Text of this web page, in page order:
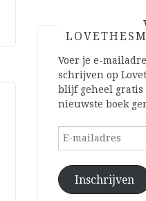
Voer je e-
schrijven op
blijf geheel gratis
nieuwste boek
E-
Inschrijven